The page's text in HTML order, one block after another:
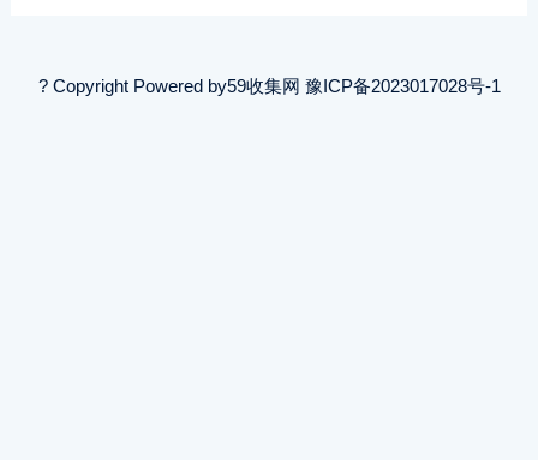
? Copyright Powered by59收集网 豫ICP备2023017028号-1